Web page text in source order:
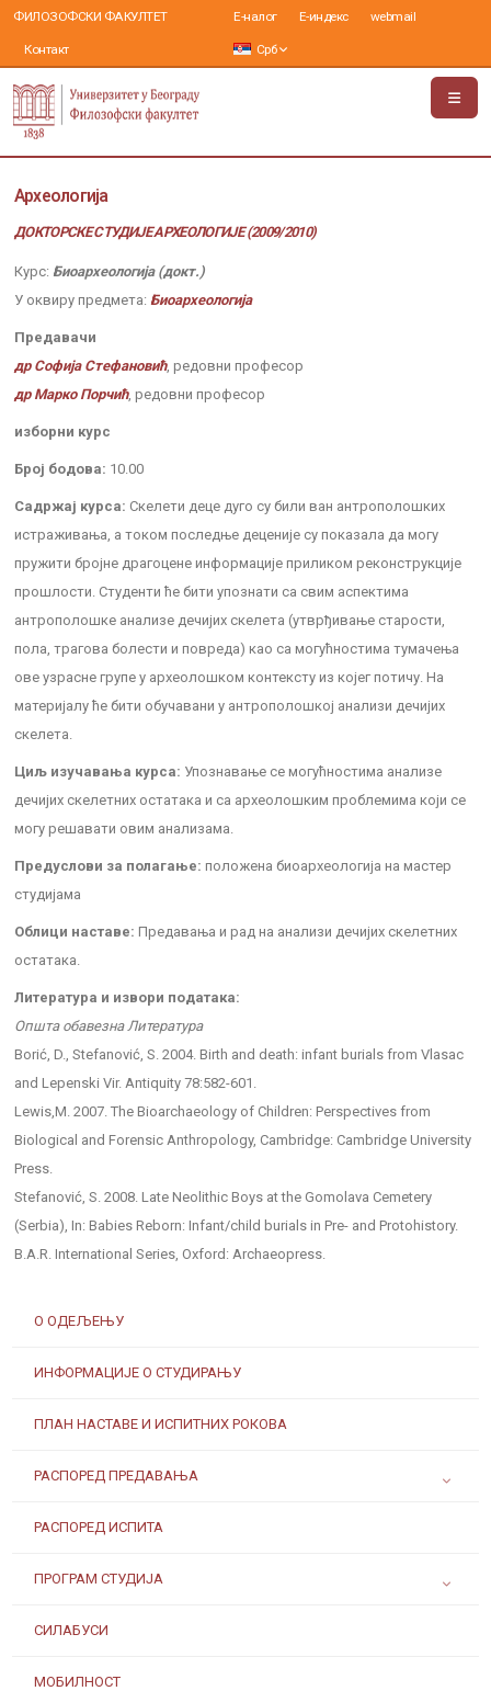
ФИЛОЗОФСКИ ФАКУЛТЕТ
Контакт
Е-налог Е-индекс webmail
Срб
О ОДЕЉЕЊУ
ИНФОРМАЦИЈЕ О СТУДИРАЊУ
ПЛАН НАСТАВЕ И ИСПИТНИХ РОКОВА
РАСПОРЕД ПРЕДАВАЊА
РАСПОРЕД ИСПИТА
ПРОГРАМ СТУДИЈА
СИЛАБУСИ
МОБИЛНОСТ
Археологија
ДОКТОРСКЕ СТУДИЈЕ АРХЕОЛОГИЈЕ (2009/2010)
Курс: Биоархеологија (докт.)
У оквиру предмета: Биоархеологија
Предавачи
др Софија Стефановић, редовни професор
др Марко Порчић, редовни професор
изборни курс
Број бодова: 10.00
Садржај курса: Скелети деце дуго су били ван антрополошких
истраживања, а током последње деценије су показала да могу
пружити бројне драгоцене информације приликом реконструкције
прошлости. Студенти ће бити упознати са свим аспектима
антрополошке анализе дечијих скелета (утврђивање старости,
пола, трагова болести и повреда) као са могућностима тумачења
ове узрасне групе у археолошком контексту из којег потичу. На
материјалу ће бити обучавани у антрополошкој анализи дечијих
скелета.
Циљ изучавања курса: Упознавање се могућностима анализе
дечијих скелетних остатака и са археолошким проблемима који се
могу решавати овим анализама.
Предуслови за полагање: положена биоархеологија на мастер
студијама
Облици наставе: Предавања и рад на анализи дечијих скелетних
остатака.
Литература и извори података:
Општа обавезна Литература
Borić, D., Stefanović, S. 2004. Birth and death: infant burials from Vlasac
and Lepenski Vir. Antiquity 78:582-601.
Lewis,М. 2007. The Bioarchaeology of Children: Perspectives from
Biological and Forensic Anthropology, Cambridge: Cambridge University
Press.
Stefanović, S. 2008. Late Neolithic Boys at the Gomolava Cemetery
(Serbia), In: Babies Reborn: Infant/child burials in Pre- and Protohistory.
B.A.R. International Series, Oxford: Archaeopress.